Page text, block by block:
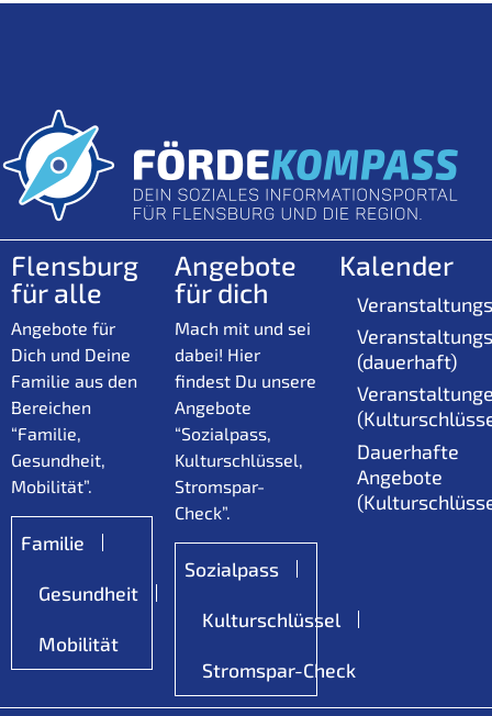
Flensburg
für alle
Angebote für
Dich und Deine
Familie aus den
Bereichen
“Familie,
Gesundheit,
Mobilität”.
Familie
Gesundheit
Mobilität
Angebote
für dich
Mach mit und sei
dabei! Hier
findest Du unsere
Angebote
“Sozialpass,
Kulturschlüssel,
Stromspar-
Check”.
Sozialpass
Kulturschlüssel
Stromspar-Check
Kalender
(dauerhaft)
Dauerhafte
Angebote